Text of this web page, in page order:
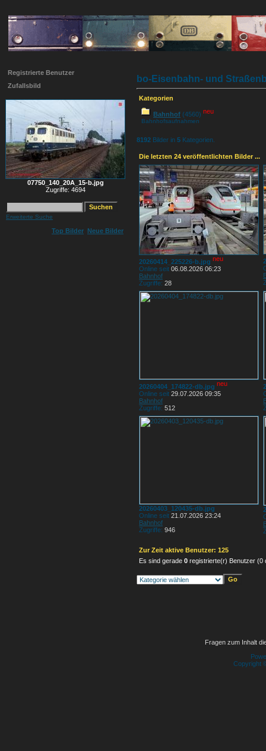
Registrierte Benutzer
Zufallsbild
07750_140_20A_15-b.jpg
Zugriffe: 4694
Erweiterte Suche
Top Bilder Neue Bilder
bo-Eisenbahn- und
Kategorien
Bahnhof (4560) neu
Bahnhofsaufnahmen
8192 Bilder in 5 Kategorien.
Die letzten 24 veröffentlichten Bilder ...
20260414_225226-b.jpg neu
Online seit 06.08.2026 06:23
Bahnhof
Zugriffe: 28
20260404_174822-db.jpg neu
Online seit 29.07.2026 09:35
Bahnhof
Zugriffe: 512
20260403_120435-db.jpg
Online seit 21.07.2026 23:24
Bahnhof
Zugriffe: 946
Zur Zeit aktive Benutzer: 125
Es sind gerade 0 registrierte(r) Benutzer
Fragen zum Inhalt
Copyright